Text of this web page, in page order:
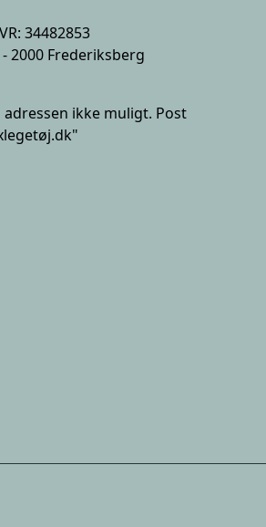
34482853
2000 Frederiksberg
adressen ikke muligt. Post